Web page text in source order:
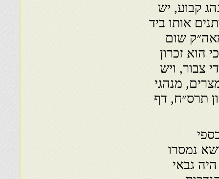
קבוע, יש
אותו ביד
שום
הוא זכרון
צבור, ויש
מנהגי
תרס״ח, דף
נמסרו
גבאי